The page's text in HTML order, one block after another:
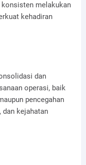
melakukan
kehadiran
dan
operasi, baik
pencegahan
dan kejahatan